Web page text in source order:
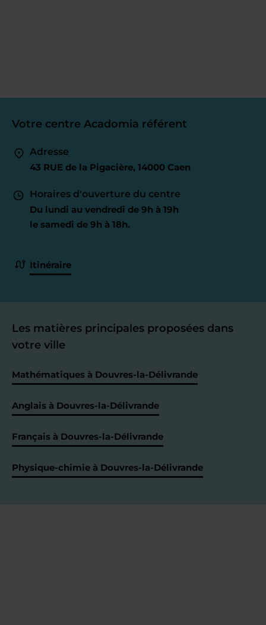
Votre centre Acadomia référent
Adresse
43 RUE de la Pigacière, 14000 Caen
Horaires d'ouverture du centre
Du lundi au vendredi de 9h à 19h
le samedi de 9h à 18h.
Itinéraire
Les matières principales proposées dans
votre ville
Mathématiques à Douvres-la-Délivrande
Anglais à Douvres-la-Délivrande
Français à Douvres-la-Délivrande
Physique-chimie à Douvres-la-Délivrande